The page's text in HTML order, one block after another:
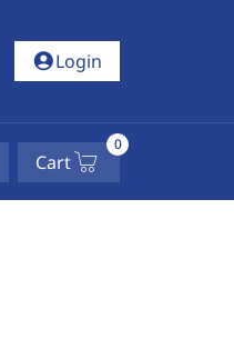
account_circleLogin
Cart
0